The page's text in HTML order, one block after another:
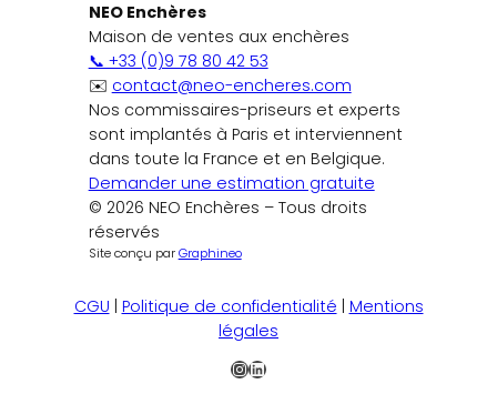
NEO Enchères
Maison de ventes aux enchères
📞 +33 (0)9 78 80 42 53
✉️ contact@neo-encheres.com
Nos commissaires-priseurs et experts
sont implantés à Paris et interviennent
dans toute la France et en Belgique.
Demander une estimation gratuite
© 2026 NEO Enchères – Tous droits
réservés
Site conçu parGraphineo
CGU Politique de confidentialité Mentions
légales
Instagram
LinkedIn